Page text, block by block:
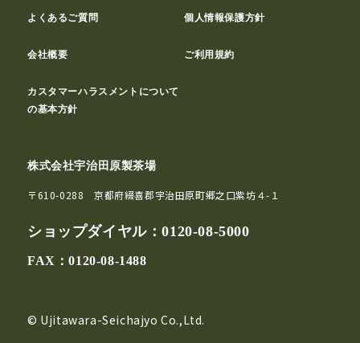
よくあるご質問 個人情報保護方針
会社概要 ご利用規約
カスタマーハラスメントについて
の基本方針
株式会社宇治田原製茶場
〒610-0288 京都府綴喜郡宇治田原町郷之口紫坊４-１
ショップダイヤル：0120-08-5000
FAX：0120-08-1488
© Ujitawara-Seichajyo Co.,Ltd.